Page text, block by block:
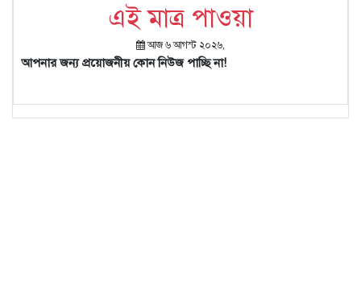
এই মাত্র পাওয়া
আজ ৬ আগস্ট ২০২৬,
আপনার জন্য প্রয়োজনীয় কোন নিউজ পাচ্ছি না!